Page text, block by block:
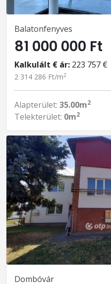
Balatonfenyves
81 000 000 Ft
Kalkulált € ár: 223 757 €
2 314 286 Ft/m2
Alapterület: 35.00m2
Telekterület: 0m2
Dombóvár